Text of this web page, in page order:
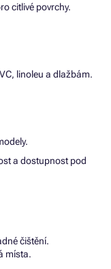
citlivé povrchy.
linoleu a dlažbám.
a dostupnost pod
čištění.
místa.